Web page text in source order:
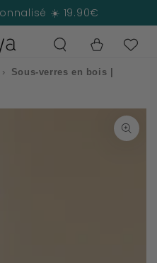
☀️ 19.90€
Panier
›
Sous-verres en bois |